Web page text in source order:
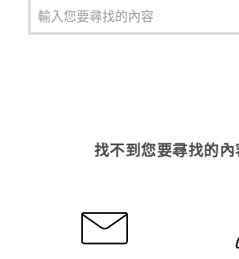
找不到您要尋找的內